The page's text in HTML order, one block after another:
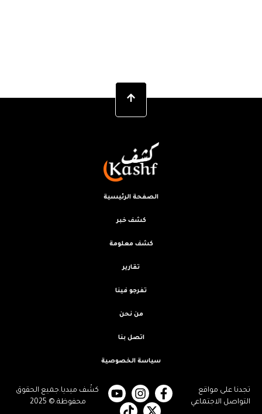
تجدنا على مواقع
التواصل الاجتماعي
كشْف ميديا.جميع الحقوق
محفوظة.© 2025
الصفحة الرئيسية
كشف خبر
كشف معلومة
تقارير
تفرجو فينا
من نحن
اتصل بنا
سياسة الخصوصية